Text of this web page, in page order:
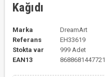
Kağıdı
Marka
DreamArt
Referans
EH33619
Stokta var
999 Adet
EAN13
8688681447721